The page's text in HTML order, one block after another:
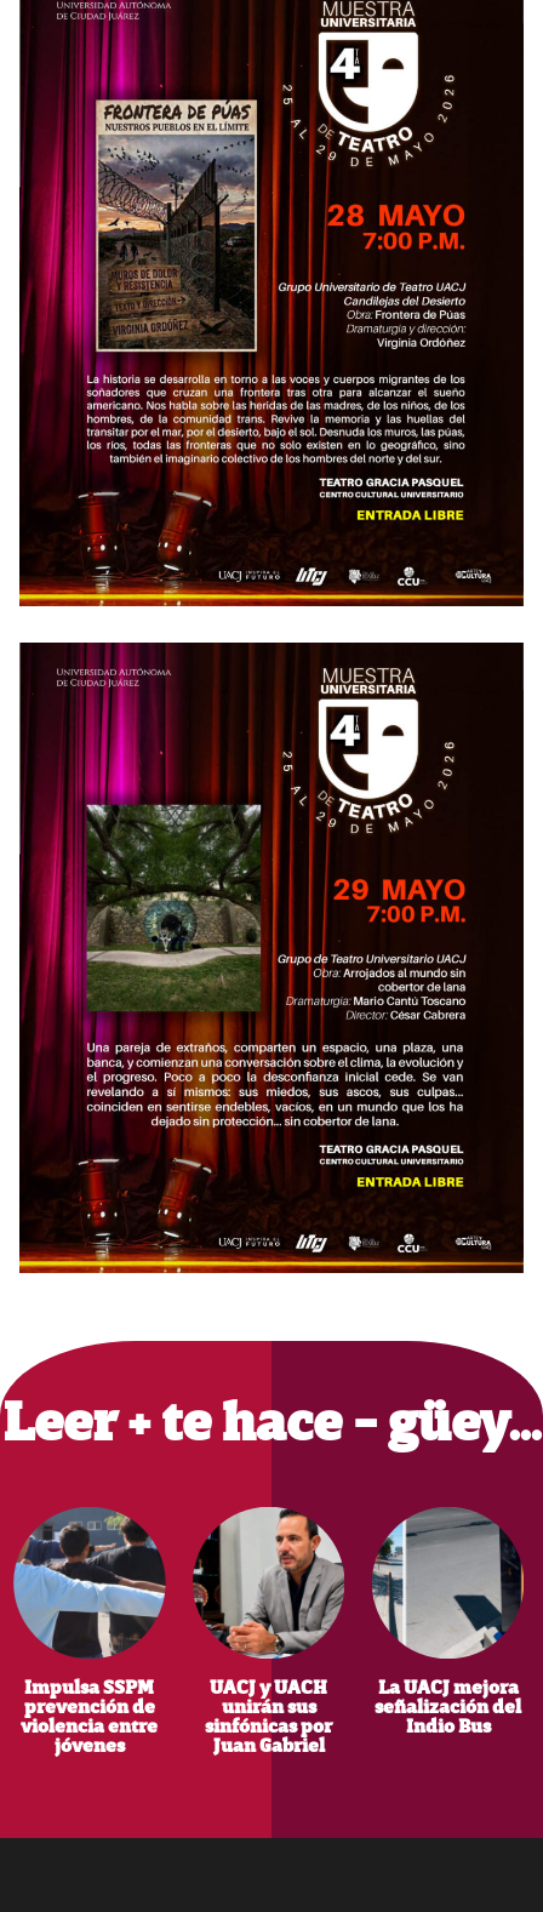
Primary
Sidebar
Leer + te hace - güey…
Impulsa SSPM
prevención de
violencia entre
jóvenes
UACJ y UACH
unirán sus
sinfónicas por
Juan Gabriel
La UACJ mejora
señalización del
Indio Bus